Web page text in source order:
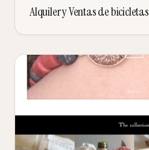
Alquiler y Ventas de bicicletas